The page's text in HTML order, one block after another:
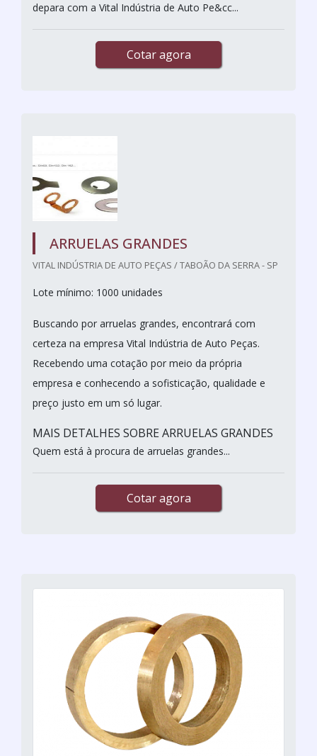
depara com a Vital Indústria de Auto Pe&cc...
Cotar agora
ARRUELAS GRANDES
VITAL INDÚSTRIA DE AUTO PEÇAS / TABOÃO DA SERRA - SP
Lote mínimo: 1000 unidades
Buscando por arruelas grandes, encontrará com
certeza na empresa Vital Indústria de Auto Peças.
Recebendo uma cotação por meio da própria
empresa e conhecendo a sofisticação, qualidade e
preço justo em um só lugar.
MAIS DETALHES SOBRE ARRUELAS GRANDES
Quem está à procura de arruelas grandes...
Cotar agora